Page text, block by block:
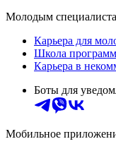
Молодым
Карьера для
Школа
Карьера в
Боты для
Мобильное